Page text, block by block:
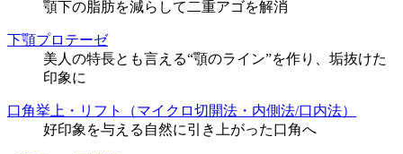
顎下の脂肪を減らして二重アゴを解消
下顎プロテーゼ
美人の特長とも言える“顎のライン”を作り、垢抜けた
印象に
口角挙上・リフト（マイクロ切開法・内側法/口内法）
好印象を与える自然に引き上がった口角へ